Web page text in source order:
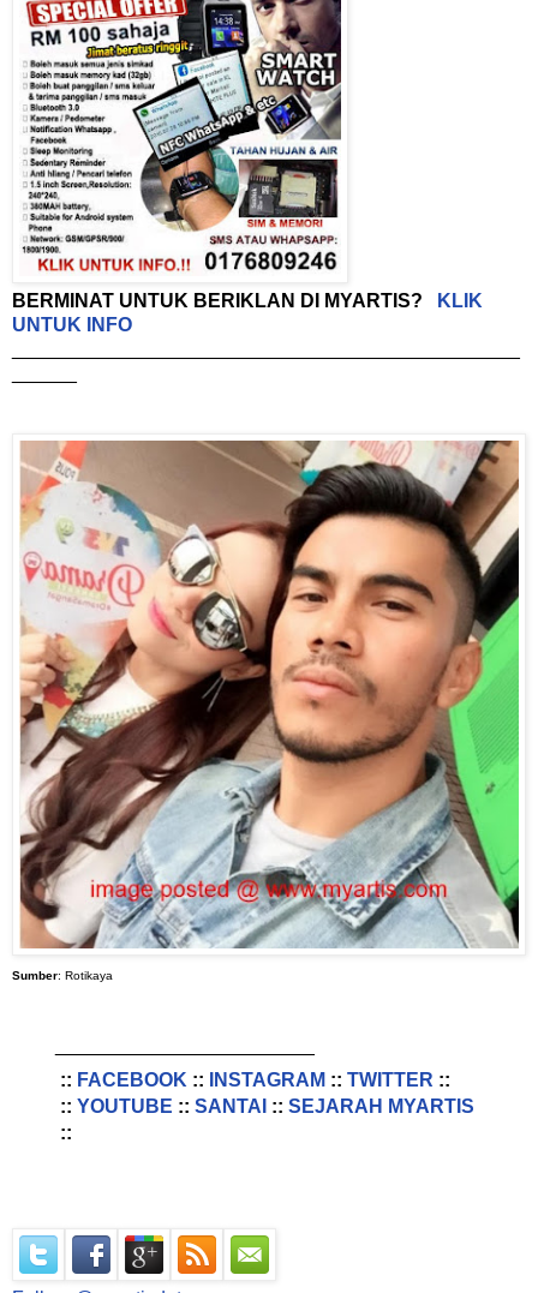
BERMINAT UNTUK BERIKLAN DI MYARTIS?
KLIK
UNTUK INFO
Sumber: Rotikaya
:: FACEBOOK :: INSTAGRAM :: TWITTER ::
:: YOUTUBE :: SANTAI :: SEJARAH MYARTIS
::